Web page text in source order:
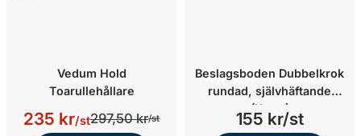
Vedum Hold
Toarullehållare
235 kr/st297,50 kr/st
Beslagsboden Dubbelkrok
rundad, självhäftande
(Krom)
155 kr/st